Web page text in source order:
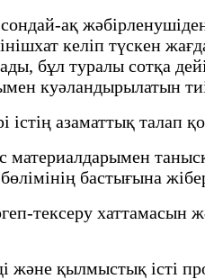
ақ
келіп түскен
бұл туралы сотқа
куәландырылатын
азаматтық талап
бастығына
тексеру хаттамасын
және қылмыстық істі